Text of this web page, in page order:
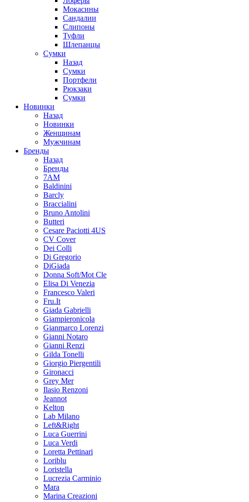
Мокасины
Сандалии
Слипоны
Туфли
Шлепанцы
Сумки
Назад
Сумки
Портфели
Рюкзаки
Сумки
Новинки
Назад
Новинки
Женщинам
Мужчинам
Бренды
Назад
Бренды
7AM
Baldinini
Barcly
Braccialini
Bruno Antolini
Butteri
Cesare Paciotti 4US
CV Cover
Dei Colli
Di Gregorio
DiGiada
Donna Soft/Mot Cle
Elisa Di Venezia
Francesco Valeri
Fru.It
Giada Gabrielli
Giampieronicola
Gianmarco Lorenzi
Gianni Notaro
Gianni Renzi
Gilda Tonelli
Giorgio Piergentili
Gironacci
Grey Mer
Ilasio Renzoni
Jeannot
Kelton
Lab Milano
Left&Right
Luca Guerrini
Luca Verdi
Loretta Pettinari
Loriblu
Loristella
Lucrezia Carminio
Mara
Marina Creazioni